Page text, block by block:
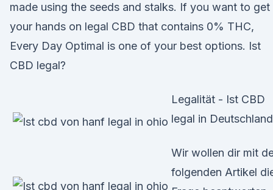
made using the seeds and stalks. If you want to get
your hands on legal CBD that contains 0% THC,
Every Day Optimal is one of your best options. Ist
CBD legal?
Legalität - Ist CBD
legal in
Wir wollen dir mit
folgenden Artikel